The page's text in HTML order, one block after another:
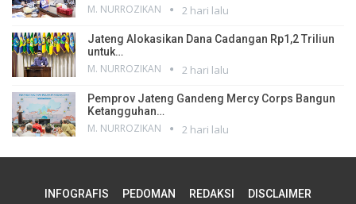
M. NURROZIKAN 2 hari lalu
Jateng Alokasikan Dana Cadangan Rp1,2 Triliun
untuk…
M. NURROZIKAN 2 hari lalu
Pemprov Jateng Gandeng Mercy Corps Bangun
Ketangguhan…
M. NURROZIKAN 2 hari lalu
INFOGRAFIS PEDOMAN REDAKSI DISCLAIMER